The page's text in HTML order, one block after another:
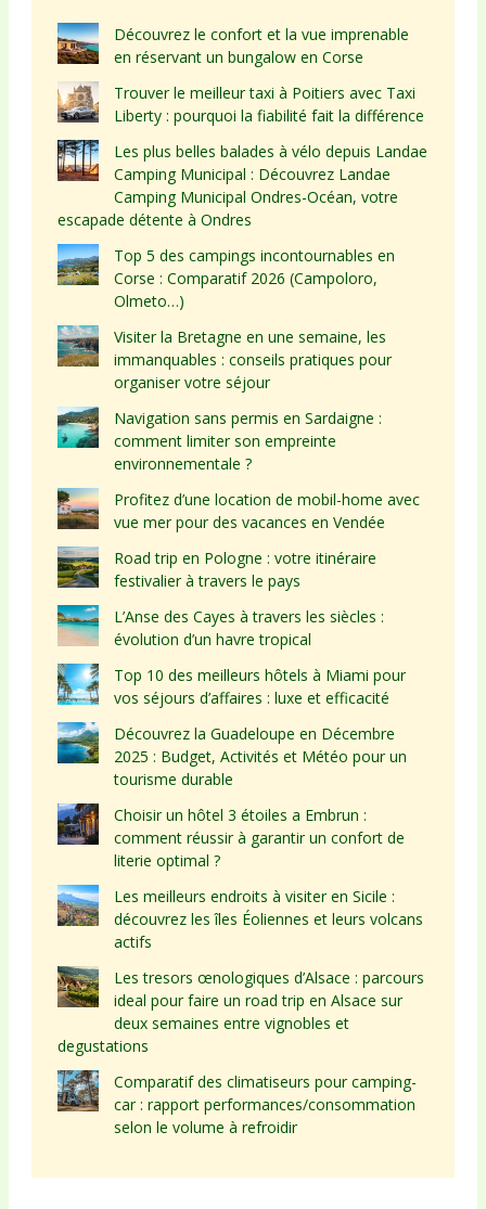
Découvrez le confort et la vue imprenable
en réservant un bungalow en Corse
Trouver le meilleur taxi à Poitiers avec Taxi
Liberty : pourquoi la fiabilité fait la différence
Les plus belles balades à vélo depuis Landae
Camping Municipal : Découvrez Landae
Camping Municipal Ondres-Océan, votre
escapade détente à Ondres
Top 5 des campings incontournables en
Corse : Comparatif 2026 (Campoloro,
Olmeto…)
Visiter la Bretagne en une semaine, les
immanquables : conseils pratiques pour
organiser votre séjour
Navigation sans permis en Sardaigne :
comment limiter son empreinte
environnementale ?
Profitez d’une location de mobil-home avec
vue mer pour des vacances en Vendée
Road trip en Pologne : votre itinéraire
festivalier à travers le pays
L’Anse des Cayes à travers les siècles :
évolution d’un havre tropical
Top 10 des meilleurs hôtels à Miami pour
vos séjours d’affaires : luxe et efficacité
Découvrez la Guadeloupe en Décembre
2025 : Budget, Activités et Météo pour un
tourisme durable
Choisir un hôtel 3 étoiles a Embrun :
comment réussir à garantir un confort de
literie optimal ?
Les meilleurs endroits à visiter en Sicile :
découvrez les îles Éoliennes et leurs volcans
actifs
Les tresors œnologiques d’Alsace : parcours
ideal pour faire un road trip en Alsace sur
deux semaines entre vignobles et
degustations
Comparatif des climatiseurs pour camping-
car : rapport performances/consommation
selon le volume à refroidir